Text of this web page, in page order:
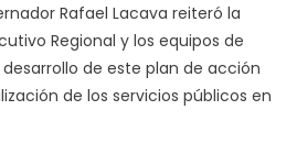
Rafael Lacava reiteró la
Regional y los equipos de
de este plan de acción
de los servicios públicos en